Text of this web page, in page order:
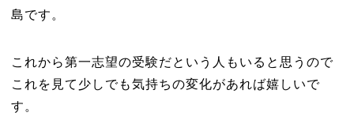
島です。
これから第一志望の受験だという人もいると思うので
これを見て少しでも気持ちの変化があれば嬉しいで
す。